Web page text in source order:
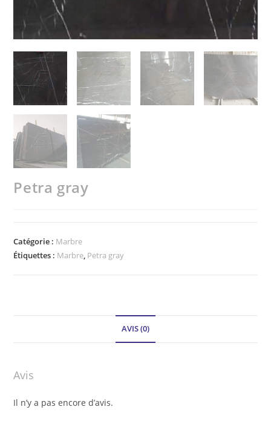
Petra gray
Catégorie : Marbre
Étiquettes : Marbre Petra gray
AVIS (0)
Avis
Il n’y a pas encore d’avis.